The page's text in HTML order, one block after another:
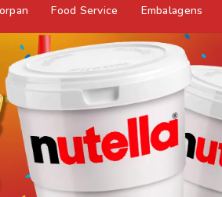
Food Service Embalagens